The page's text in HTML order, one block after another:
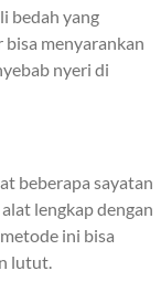
bedah yang
menyarankan
nyeri di
beberapa sayatan
lengkap dengan
ini bisa
lutut.